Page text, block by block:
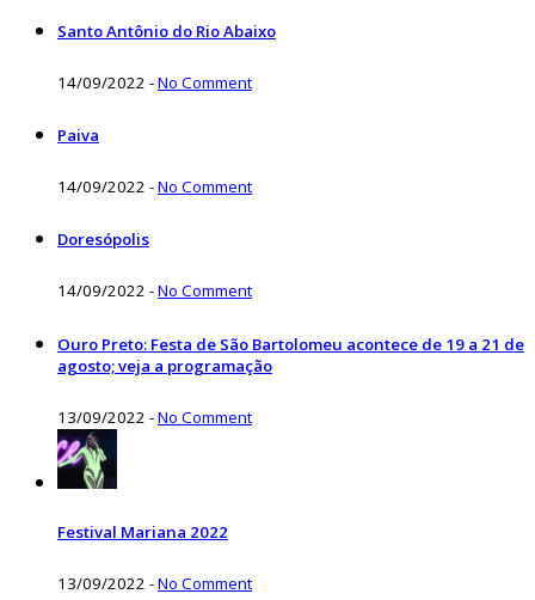
Santo Antônio do Rio Abaixo
14/09/2022 -No Comment
Paiva
14/09/2022 -No Comment
Doresópolis
14/09/2022 -No Comment
Ouro Preto: Festa de São Bartolomeu acontece de 19 a 21 de
agosto; veja a programação
13/09/2022 -No Comment
Festival Mariana 2022
13/09/2022 -No Comment